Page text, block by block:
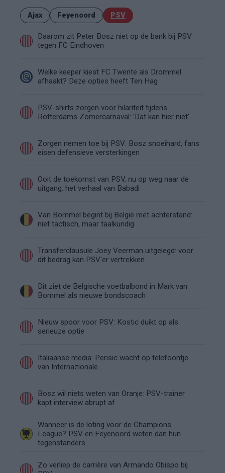
Ajax Feyenoord PSV
Daarom zit Peter Bosz niet op de bank bij PSV
tegen FC Eindhoven
Welke keeper kiest FC Twente als Drommel
afhaakt? Deze opties heeft Ten Hag
PSV-shirts zorgen voor hilariteit tijdens
Rotterdams Zomercarnaval: 'Dat kan hier niet'
Zorgen nemen toe bij PSV: Bosz snoeihard, fans
eisen defensieve versterkingen
Ooit de toekomst van PSV, nu op weg naar de
uitgang: het verhaal van Babadi
Van Bommel begint bij België met achterstand:
niet tactisch, maar taalkundig
Transferclausule Joey Veerman uitgelegd: voor
dit bedrag kan PSV'er vertrekken
Dit ziet de Belgische voetbalbond in Mark van
Bommel als nieuwe bondscoach
Nieuw spoor voor PSV: Kostic duikt op als
serieuze optie
Italiaanse media: Perisic wacht op telefoontje
van Internazionale
Bosz wil niets weten van Oranje: PSV-trainer
kapt interview abrupt af
Wanneer is de loting voor de Champions
League? PSV en Feyenoord weten dan hun
tegenstanders
Zo verliep de carrière van Armando Obispo bij